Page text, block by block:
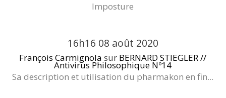
Imposture
16h16 08 août 2020
François Carmignola sur BERNARD STIEGLER //
Antivirus Philosophique Nº14
Sa description et utilisation du pharmakon en fin...